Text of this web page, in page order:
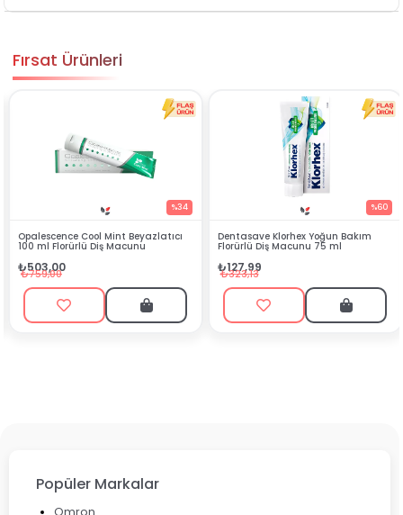
Fırsat Ürünleri
Dentasave Klorhex Yoğun Bakım
Florürlü Diş Macunu 75 ml
Black Berry Bitkisel Sprey
Popüler Markalar
Omron